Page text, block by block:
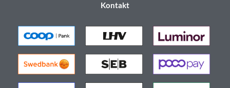
Kontakt